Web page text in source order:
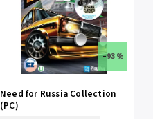
–93 %
Need for Russia Collection
(PC)